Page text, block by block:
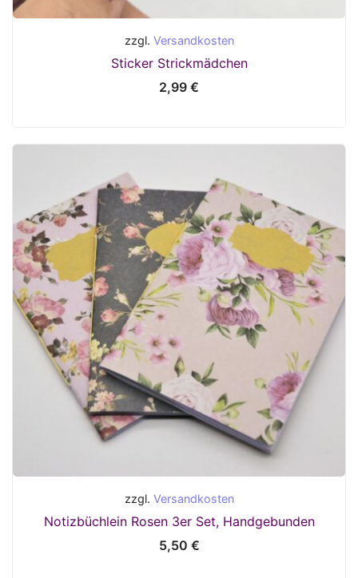
zzgl. Versandkosten
Sticker Strickmädchen
2,99 €
zzgl. Versandkosten
Notizbüchlein Rosen 3er Set, Handgebunden
5,50 €